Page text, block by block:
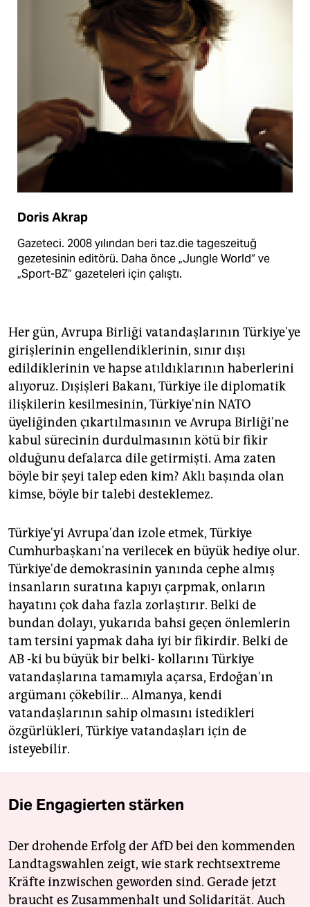
Doris Akrap
Gazeteci. 2008 yılından beri taz.die tageszeituğ
gezetesinin editörü. Daha önce „Jungle World“ ve
„Sport-BZ“ gazeteleri için çalıştı.
Her gün, Avrupa Birliği vatandaşlarının Türkiye'ye
girişlerinin engellendiklerinin, sınır dışı
edildiklerinin ve hapse atıldıklarının haberlerini
alıyoruz. Dışişleri Bakanı, Türkiye ile diplomatik
ilişkilerin kesilmesinin, Türkiye'nin NATO
üyeliğinden çıkartılmasının ve Avrupa Birliği'ne
kabul sürecinin durdulmasının kötü bir fikir
olduğunu defalarca dile getirmişti. Ama zaten
böyle bir şeyi talep eden kim? Aklı başında olan
kimse, böyle bir talebi desteklemez.
Türkiye'yi Avrupa'dan izole etmek, Türkiye
Cumhurbaşkanı'na verilecek en büyük hediye olur.
Türkiye'de demokrasinin yanında cephe almış
insanların suratına kapıyı çarpmak, onların
hayatını çok daha fazla zorlaştırır. Belki de
bundan dolayı, yukarıda bahsi geçen önlemlerin
tam tersini yapmak daha iyi bir fikirdir. Belki de
AB -ki bu büyük bir belki- kollarını Türkiye
vatandaşlarına tamamıyla açarsa, Erdoğan'ın
argümanı çökebilir… Almanya, kendi
vatandaşlarının sahip olmasını istedikleri
özgürlükleri, Türkiye vatandaşları için de
isteyebilir.
Die Engagierten stärken
Der drohende Erfolg der AfD bei den kommenden
Landtagswahlen zeigt, wie stark rechtsextreme
Kräfte inzwischen geworden sind. Gerade jetzt
braucht es Zusammenhalt und Solidarität. Auch